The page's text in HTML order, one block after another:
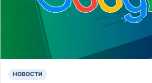
НОВОСТИ